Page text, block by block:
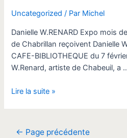
Uncategorized / Par Michel
Danielle W.RENARD Expo mois
de Chabrillan reçoivent Danielle
CAFE-BIBLIOTHEQUE du 7
W.Renard, artiste de Chabeuil, a
Expo
Lire la suite »
Pagination
← Page précédente